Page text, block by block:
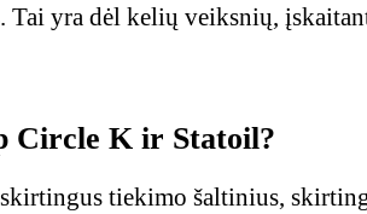
Tai yra dėl kelių veiksnių,
Circle K ir Statoil?
tiekimo šaltinius,